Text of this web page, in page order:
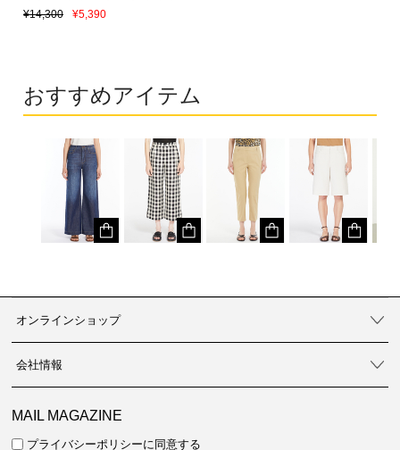
¥14,300 ¥5,390
¥14,300 ¥5,390
おすすめアイテム
オンラインショップ
会社情報
MAIL MAGAZINE
プライバシーポリシーに同意する